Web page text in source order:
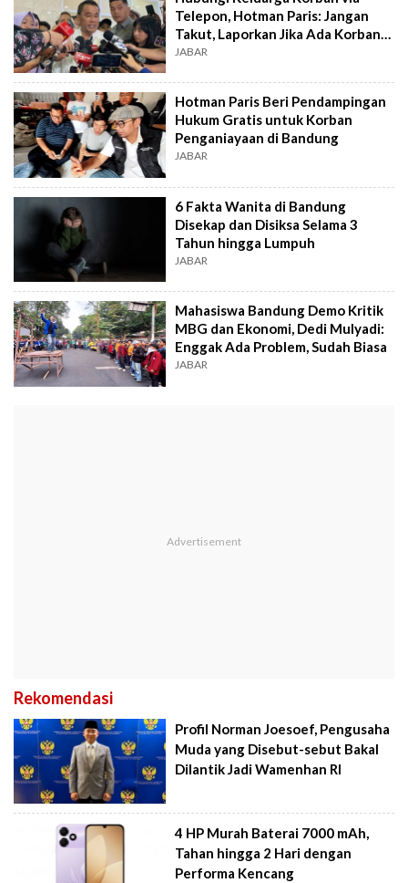
Telepon, Hotman Paris: Jangan
Takut, Laporkan Jika Ada Korban
Lain
JABAR
Hotman Paris Beri Pendampingan
Hukum Gratis untuk Korban
Penganiayaan di Bandung
JABAR
6 Fakta Wanita di Bandung
Disekap dan Disiksa Selama 3
Tahun hingga Lumpuh
JABAR
Mahasiswa Bandung Demo Kritik
MBG dan Ekonomi, Dedi Mulyadi:
Enggak Ada Problem, Sudah Biasa
JABAR
Rekomendasi
Profil Norman Joesoef, Pengusaha
Muda yang Disebut-sebut Bakal
Dilantik Jadi Wamenhan RI
4 HP Murah Baterai 7000 mAh,
Tahan hingga 2 Hari dengan
Performa Kencang